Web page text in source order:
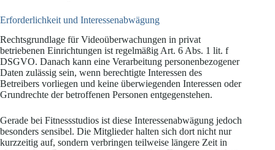
Erforderlichkeit und Interessenabwägung
Rechtsgrundlage für Videoüberwachungen in privat
betriebenen Einrichtungen ist regelmäßig Art. 6 Abs. 1 lit. f
DSGVO. Danach kann eine Verarbeitung personenbezogener
Daten zulässig sein, wenn berechtigte Interessen des
Betreibers vorliegen und keine überwiegenden Interessen oder
Grundrechte der betroffenen Personen entgegenstehen.
Gerade bei Fitnessstudios ist diese Interessenabwägung jedoch
besonders sensibel. Die Mitglieder halten sich dort nicht nur
kurzzeitig auf, sondern verbringen teilweise längere Zeit in